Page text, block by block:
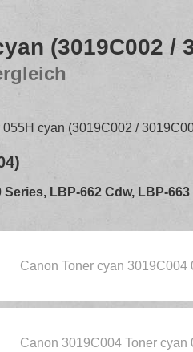
(3019C002 /
055H cyan (3019C002 /
LBP-662 Cdw, LBP-
Canon Toner cyan
Canon 3019C004 Toner